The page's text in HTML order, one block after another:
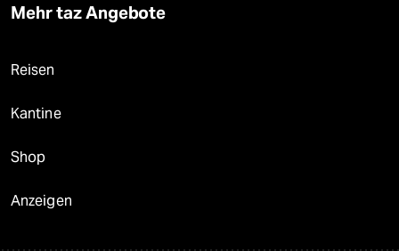
Mehr taz Angebote
Reisen
Kantine
Shop
Anzeigen